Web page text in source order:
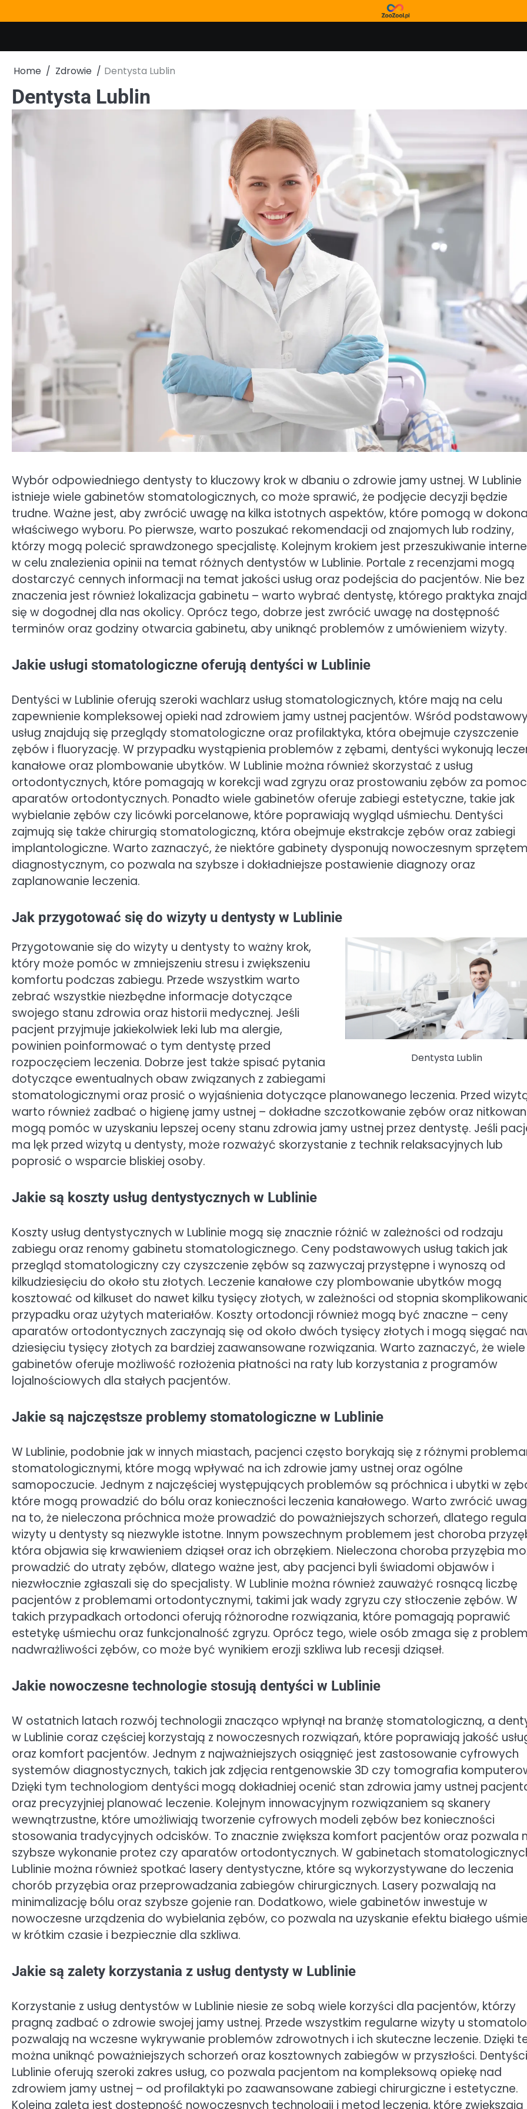
to
Home Zdrowie Dentysta Lublin
Dentysta Lublin
Wybór odpowiedniego dentysty to kluczowy krok w dbaniu o zdrowie jamy ustnej. W Lublinie
istnieje wiele gabinetów stomatologicznych, co może sprawić, że podjęcie decyzji będzie
trudne. Ważne jest, aby zwrócić uwagę na kilka istotnych aspektów, które pomogą w
właściwego wyboru. Po pierwsze, warto poszukać rekomendacji od znajomych lub rodziny,
którzy mogą polecić sprawdzonego specjalistę. Kolejnym krokiem jest przeszukiwanie
w celu znalezienia opinii na temat różnych dentystów w Lublinie. Portale z recenzjami mogą
dostarczyć cennych informacji na temat jakości usług oraz podejścia do pacjentów. Nie bez
znaczenia jest również lokalizacja gabinetu – warto wybrać dentystę, którego praktyka
się w dogodnej dla nas okolicy. Oprócz tego, dobrze jest zwrócić uwagę na dostępność
terminów oraz godziny otwarcia gabinetu, aby uniknąć problemów z umówieniem wizyty.
Jakie usługi stomatologiczne oferują dentyści w Lublinie
Dentyści w Lublinie oferują szeroki wachlarz usług stomatologicznych, które mają na celu
zapewnienie kompleksowej opieki nad zdrowiem jamy ustnej pacjentów. Wśród
usług znajdują się przeglądy stomatologiczne oraz profilaktyka, która obejmuje czyszczenie
zębów i fluoryzację. W przypadku wystąpienia problemów z zębami, dentyści wykonują
kanałowe oraz plombowanie ubytków. W Lublinie można również skorzystać z usług
ortodontycznych, które pomagają w korekcji wad zgryzu oraz prostowaniu zębów za
aparatów ortodontycznych. Ponadto wiele gabinetów oferuje zabiegi estetyczne, takie jak
wybielanie zębów czy licówki porcelanowe, które poprawiają wygląd uśmiechu. Dentyści
zajmują się także chirurgią stomatologiczną, która obejmuje ekstrakcje zębów oraz zabiegi
implantologiczne. Warto zaznaczyć, że niektóre gabinety dysponują nowoczesnym
diagnostycznym, co pozwala na szybsze i dokładniejsze postawienie diagnozy oraz
zaplanowanie leczenia.
Jak przygotować się do wizyty u dentysty w Lublinie
Dentysta Lublin
Przygotowanie się do wizyty u dentysty to ważny krok,
który może pomóc w zmniejszeniu stresu i zwiększeniu
komfortu podczas zabiegu. Przede wszystkim warto
zebrać wszystkie niezbędne informacje dotyczące
swojego stanu zdrowia oraz historii medycznej. Jeśli
pacjent przyjmuje jakiekolwiek leki lub ma alergie,
powinien poinformować o tym dentystę przed
rozpoczęciem leczenia. Dobrze jest także spisać pytania
dotyczące ewentualnych obaw związanych z zabiegami
stomatologicznymi oraz prosić o wyjaśnienia dotyczące planowanego leczenia. Przed
warto również zadbać o higienę jamy ustnej – dokładne szczotkowanie zębów oraz
mogą pomóc w uzyskaniu lepszej oceny stanu zdrowia jamy ustnej przez dentystę. Jeśli
ma lęk przed wizytą u dentysty, może rozważyć skorzystanie z technik relaksacyjnych lub
poprosić o wsparcie bliskiej osoby.
Jakie są koszty usług dentystycznych w Lublinie
Koszty usług dentystycznych w Lublinie mogą się znacznie różnić w zależności od rodzaju
zabiegu oraz renomy gabinetu stomatologicznego. Ceny podstawowych usług takich jak
przegląd stomatologiczny czy czyszczenie zębów są zazwyczaj przystępne i wynoszą od
kilkudziesięciu do około stu złotych. Leczenie kanałowe czy plombowanie ubytków mogą
kosztować od kilkuset do nawet kilku tysięcy złotych, w zależności od stopnia
przypadku oraz użytych materiałów. Koszty ortodoncji również mogą być znaczne – ceny
aparatów ortodontycznych zaczynają się od około dwóch tysięcy złotych i mogą sięgać
dziesięciu tysięcy złotych za bardziej zaawansowane rozwiązania. Warto zaznaczyć, że wiele
gabinetów oferuje możliwość rozłożenia płatności na raty lub korzystania z programów
lojalnościowych dla stałych pacjentów.
Jakie są najczęstsze problemy stomatologiczne w Lublinie
W Lublinie, podobnie jak w innych miastach, pacjenci często borykają się z różnymi
stomatologicznymi, które mogą wpływać na ich zdrowie jamy ustnej oraz ogólne
samopoczucie. Jednym z najczęściej występujących problemów są próchnica i ubytki w
które mogą prowadzić do bólu oraz konieczności leczenia kanałowego. Warto zwrócić
na to, że nieleczona próchnica może prowadzić do poważniejszych schorzeń, dlatego
wizyty u dentysty są niezwykle istotne. Innym powszechnym problemem jest choroba
która objawia się krwawieniem dziąseł oraz ich obrzękiem. Nieleczona choroba przyzębia
prowadzić do utraty zębów, dlatego ważne jest, aby pacjenci byli świadomi objawów i
niezwłocznie zgłaszali się do specjalisty. W Lublinie można również zauważyć rosnącą liczbę
pacjentów z problemami ortodontycznymi, takimi jak wady zgryzu czy stłoczenie zębów. W
takich przypadkach ortodonci oferują różnorodne rozwiązania, które pomagają poprawić
estetykę uśmiechu oraz funkcjonalność zgryzu. Oprócz tego, wiele osób zmaga się z
nadwrażliwości zębów, co może być wynikiem erozji szkliwa lub recesji dziąseł.
Jakie nowoczesne technologie stosują dentyści w Lublinie
W ostatnich latach rozwój technologii znacząco wpłynął na branżę stomatologiczną, a
w Lublinie coraz częściej korzystają z nowoczesnych rozwiązań, które poprawiają jakość
oraz komfort pacjentów. Jednym z najważniejszych osiągnięć jest zastosowanie cyfrowych
systemów diagnostycznych, takich jak zdjęcia rentgenowskie 3D czy tomografia
Dzięki tym technologiom dentyści mogą dokładniej ocenić stan zdrowia jamy ustnej
oraz precyzyjniej planować leczenie. Kolejnym innowacyjnym rozwiązaniem są skanery
wewnątrzustne, które umożliwiają tworzenie cyfrowych modeli zębów bez konieczności
stosowania tradycyjnych odcisków. To znacznie zwiększa komfort pacjentów oraz pozwala
szybsze wykonanie protez czy aparatów ortodontycznych. W gabinetach
Lublinie można również spotkać lasery dentystyczne, które są wykorzystywane do leczenia
chorób przyzębia oraz przeprowadzania zabiegów chirurgicznych. Lasery pozwalają na
minimalizację bólu oraz szybsze gojenie ran. Dodatkowo, wiele gabinetów inwestuje w
nowoczesne urządzenia do wybielania zębów, co pozwala na uzyskanie efektu białego
w krótkim czasie i bezpiecznie dla szkliwa.
Jakie są zalety korzystania z usług dentysty w Lublinie
Korzystanie z usług dentystów w Lublinie niesie ze sobą wiele korzyści dla pacjentów, którzy
pragną zadbać o zdrowie swojej jamy ustnej. Przede wszystkim regularne wizyty u
pozwalają na wczesne wykrywanie problemów zdrowotnych i ich skuteczne leczenie. Dzięki
można uniknąć poważniejszych schorzeń oraz kosztownych zabiegów w przyszłości.
Lublinie oferują szeroki zakres usług, co pozwala pacjentom na kompleksową opiekę nad
zdrowiem jamy ustnej – od profilaktyki po zaawansowane zabiegi chirurgiczne i estetyczne.
Kolejną zaletą jest dostępność nowoczesnych technologii i metod leczenia, które zwiększają